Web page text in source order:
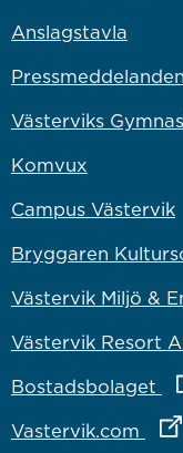
Anslagstavla
Pressmeddelanden
Västerviks
Komvux
Campus Västervik
Bryggaren
Västervik Miljö &
Västervik Resort
Bostadsbolaget
Vastervik.com